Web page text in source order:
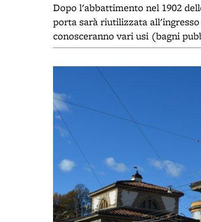
Dopo l'abbattimento nel 1902
porta sarà riutilizzata
conosceranno vari usi (bagni